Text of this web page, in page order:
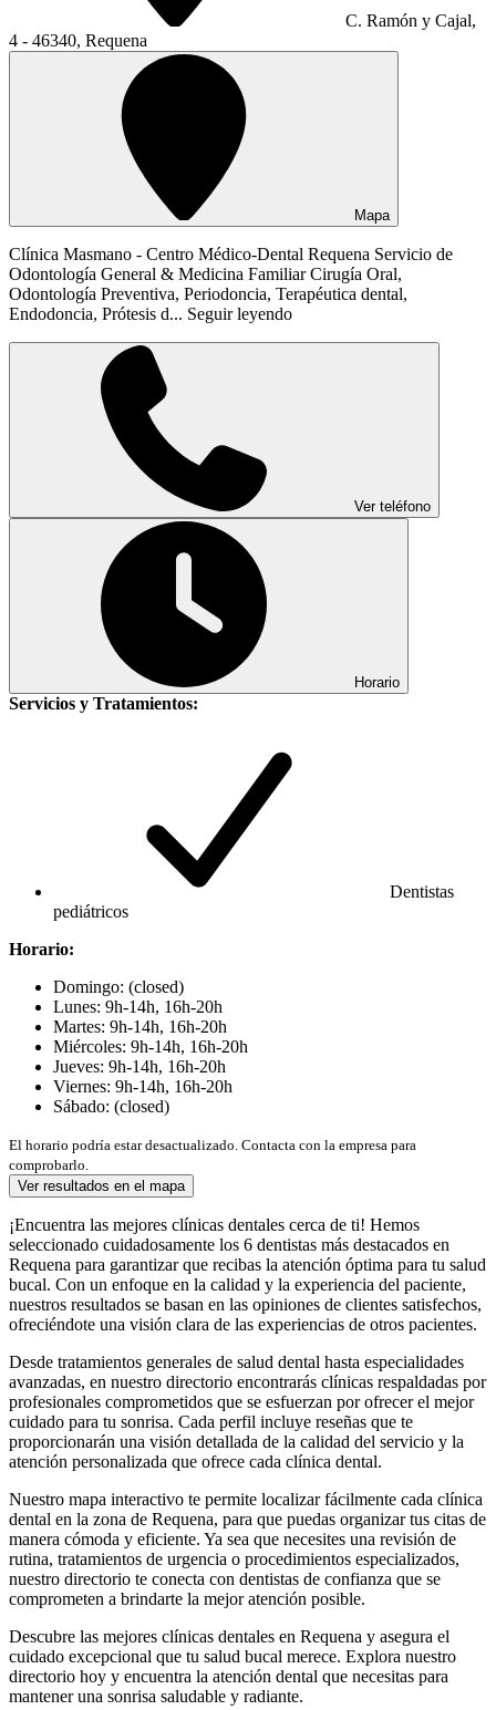
C. Ramón y Cajal,
4 - 46340, Requena
Mapa
Clínica Masmano - Centro Médico-Dental Requena Servicio de
Odontología General & Medicina Familiar Cirugía Oral,
Odontología Preventiva, Periodoncia, Terapéutica dental,
Endodoncia, Prótesis d... Seguir leyendo
Ver teléfono
Horario
Servicios y Tratamientos:
Dentistas
pediátricos
Horario:
Domingo: (closed)
Lunes: 9h-14h, 16h-20h
Martes: 9h-14h, 16h-20h
Miércoles: 9h-14h, 16h-20h
Jueves: 9h-14h, 16h-20h
Viernes: 9h-14h, 16h-20h
Sábado: (closed)
El horario podría estar desactualizado. Contacta con la empresa para
comprobarlo.
Ver resultados en el mapa
¡Encuentra las mejores clínicas dentales cerca de ti! Hemos
seleccionado cuidadosamente los 6 dentistas más destacados en
Requena para garantizar que recibas la atención óptima para tu salud
bucal. Con un enfoque en la calidad y la experiencia del paciente,
nuestros resultados se basan en las opiniones de clientes satisfechos,
ofreciéndote una visión clara de las experiencias de otros pacientes.
Desde tratamientos generales de salud dental hasta especialidades
avanzadas, en nuestro directorio encontrarás clínicas respaldadas por
profesionales comprometidos que se esfuerzan por ofrecer el mejor
cuidado para tu sonrisa. Cada perfil incluye reseñas que te
proporcionarán una visión detallada de la calidad del servicio y la
atención personalizada que ofrece cada clínica dental.
Nuestro mapa interactivo te permite localizar fácilmente cada clínica
dental en la zona de Requena, para que puedas organizar tus citas de
manera cómoda y eficiente. Ya sea que necesites una revisión de
rutina, tratamientos de urgencia o procedimientos especializados,
nuestro directorio te conecta con dentistas de confianza que se
comprometen a brindarte la mejor atención posible.
Descubre las mejores clínicas dentales en Requena y asegura el
cuidado excepcional que tu salud bucal merece. Explora nuestro
directorio hoy y encuentra la atención dental que necesitas para
mantener una sonrisa saludable y radiante.